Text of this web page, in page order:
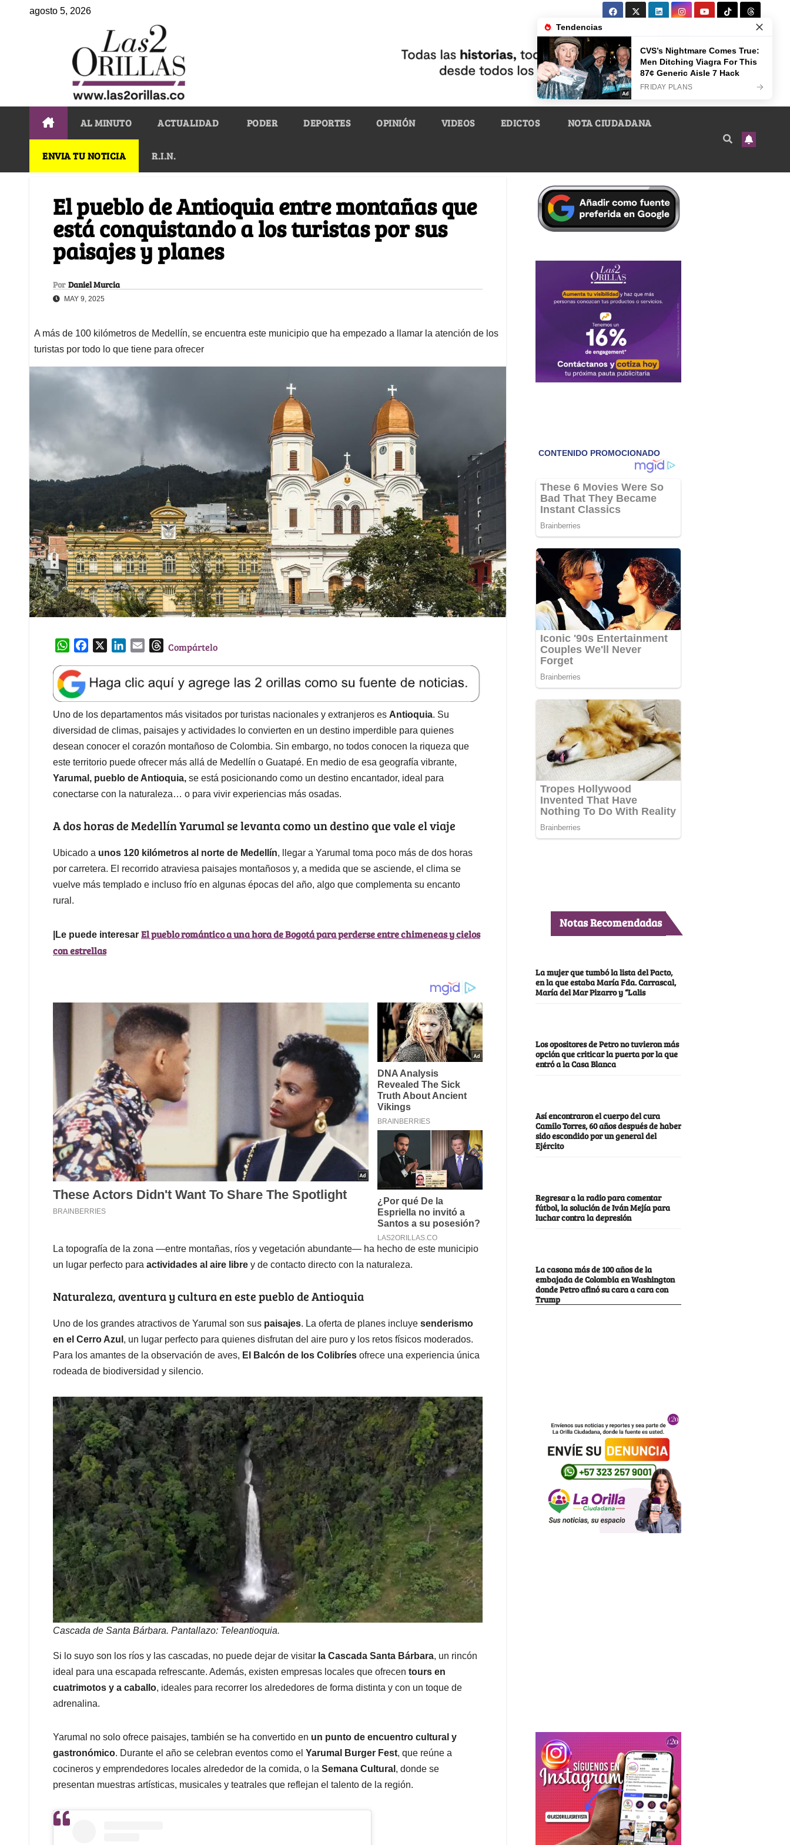
agosto 5, 2026
AL MINUTO ACTUALIDAD PODER DEPORTES OPINIÓN VIDEOS EDICTOS NOTA CIUDADANA
ENVIA TU NOTICIA R.I.N.
El pueblo de Antioquia entre montañas que
está conquistando a los turistas por sus
paisajes y planes
Por Daniel Murcia
MAY 9, 2025
A más de 100 kilómetros de Medellín, se encuentra este municipio que ha empezado a llamar la atención de los
turistas por todo lo que tiene para ofrecer
W
a
t
s
A
p
p
e
b
o
o
k
k
e
d
I
n
l
T
e
a
d
s
Compártelo
Uno de los departamentos más visitados por turistas nacionales y extranjeros es Antioquia. Su
diversidad de climas, paisajes y actividades lo convierten en un destino imperdible para quienes
desean conocer el corazón montañoso de Colombia. Sin embargo, no todos conocen la riqueza que
este territorio puede ofrecer más allá de Medellín o Guatapé. En medio de esa geografía vibrante,
Yarumal, pueblo de Antioquia, se está posicionando como un destino encantador, ideal para
conectarse con la naturaleza… o para vivir experiencias más osadas.
A dos horas de Medellín Yarumal se levanta como un destino que vale el viaje
Ubicado a unos 120 kilómetros al norte de Medellín, llegar a Yarumal toma poco más de dos horas
por carretera. El recorrido atraviesa paisajes montañosos y, a medida que se asciende, el clima se
vuelve más templado e incluso frío en algunas épocas del año, algo que complementa su encanto
rural.
|Le puede interesar El pueblo romántico a una hora de Bogotá para perderse entre chimeneas y cielos
con estrellas
La topografía de la zona —entre montañas, ríos y vegetación abundante— ha hecho de este municipio
un lugar perfecto para actividades al aire libre y de contacto directo con la naturaleza.
Naturaleza, aventura y cultura en este pueblo de Antioquia
Uno de los grandes atractivos de Yarumal son sus paisajes. La oferta de planes incluye senderismo
en el Cerro Azul , un lugar perfecto para quienes disfrutan del aire puro y los retos físicos moderados.
Para los amantes de la observación de aves, El Balcón de los Colibríes ofrece una experiencia única
rodeada de biodiversidad y silencio.
Cascada de Santa Bárbara. Pantallazo: Teleantioquia.
Si lo suyo son los ríos y las cascadas, no puede dejar de visitar la Cascada Santa Bárbara, un rincón
ideal para una escapada refrescante. Además, existen empresas locales que ofrecen tours en
cuatrimotos y a caballo, ideales para recorrer los alrededores de forma distinta y con un toque de
adrenalina.
Yarumal no solo ofrece paisajes, también se ha convertido en un punto de encuentro cultural y
gastronómico. Durante el año se celebran eventos como el Yarumal Burger Fest, que reúne a
cocineros y emprendedores locales alrededor de la comida, o la Semana Cultural , donde se
presentan muestras artísticas, musicales y teatrales que reflejan el talento de la región.
Notas Recomendadas
La mujer que tumbó la lista del Pacto,
en la que estaba María Fda. Carrascal,
María del Mar Pizarro y “Lalis
Los opositores de Petro no tuvieron más
opción que criticar la puerta por la que
entró a la Casa Blanca
Así encontraron el cuerpo del cura
Camilo Torres, 60 años después de haber
sido escondido por un general del
Ejército
Regresar a la radio para comentar
fútbol, la solución de Iván Mejía para
luchar contra la depresión
La casona más de 100 años de la
embajada de Colombia en Washington
donde Petro afinó su cara a cara con
Trump